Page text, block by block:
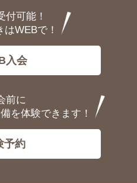
付可能！
はWEBで！
入会
前に
を体験できます！
予約